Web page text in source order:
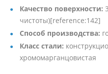
Качество поверхности:
чистоты)[reference:142]
Способ производства:
Класс стали:
хромомарганцовистая